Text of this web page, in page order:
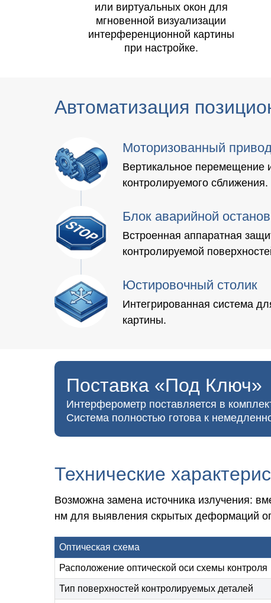
или виртуальных окон для
мгновенной визуализации
интерференционной картины
при настройке.
Автоматизация
Моторизованный
Вертикальное перемещение
контролируемого сближения.
Блок аварийной
Встроенная аппаратная
контролируемой
Юстировочный столик
Интегрированная система
картины.
Поставка «Под Ключ»
Интерферометр поставляется в
Система полностью готова к
Технические
Возможна замена источника излучения:
нм для выявления скрытых деформаций
Оптическая схема
Расположение оптической оси схемы контроля
Тип поверхностей контролируемых деталей